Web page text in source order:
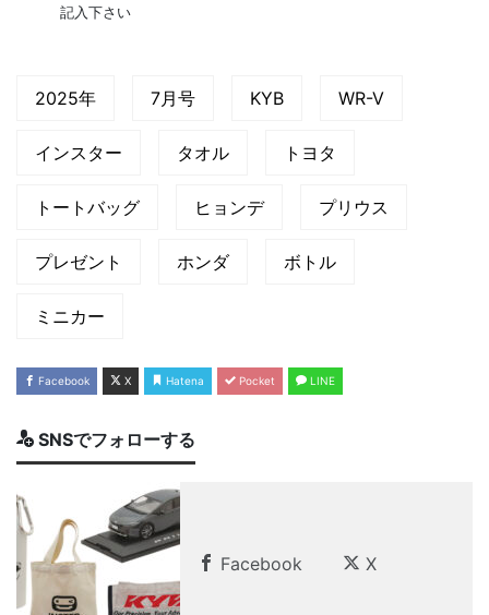
記入下さい
2025年 7月号 KYB WR-V
インスター タオル トヨタ
トートバッグ ヒョンデ プリウス
プレゼント ホンダ ボトル
ミニカー
Facebook X Hatena Pocket LINE
SNSでフォローする
Facebook X